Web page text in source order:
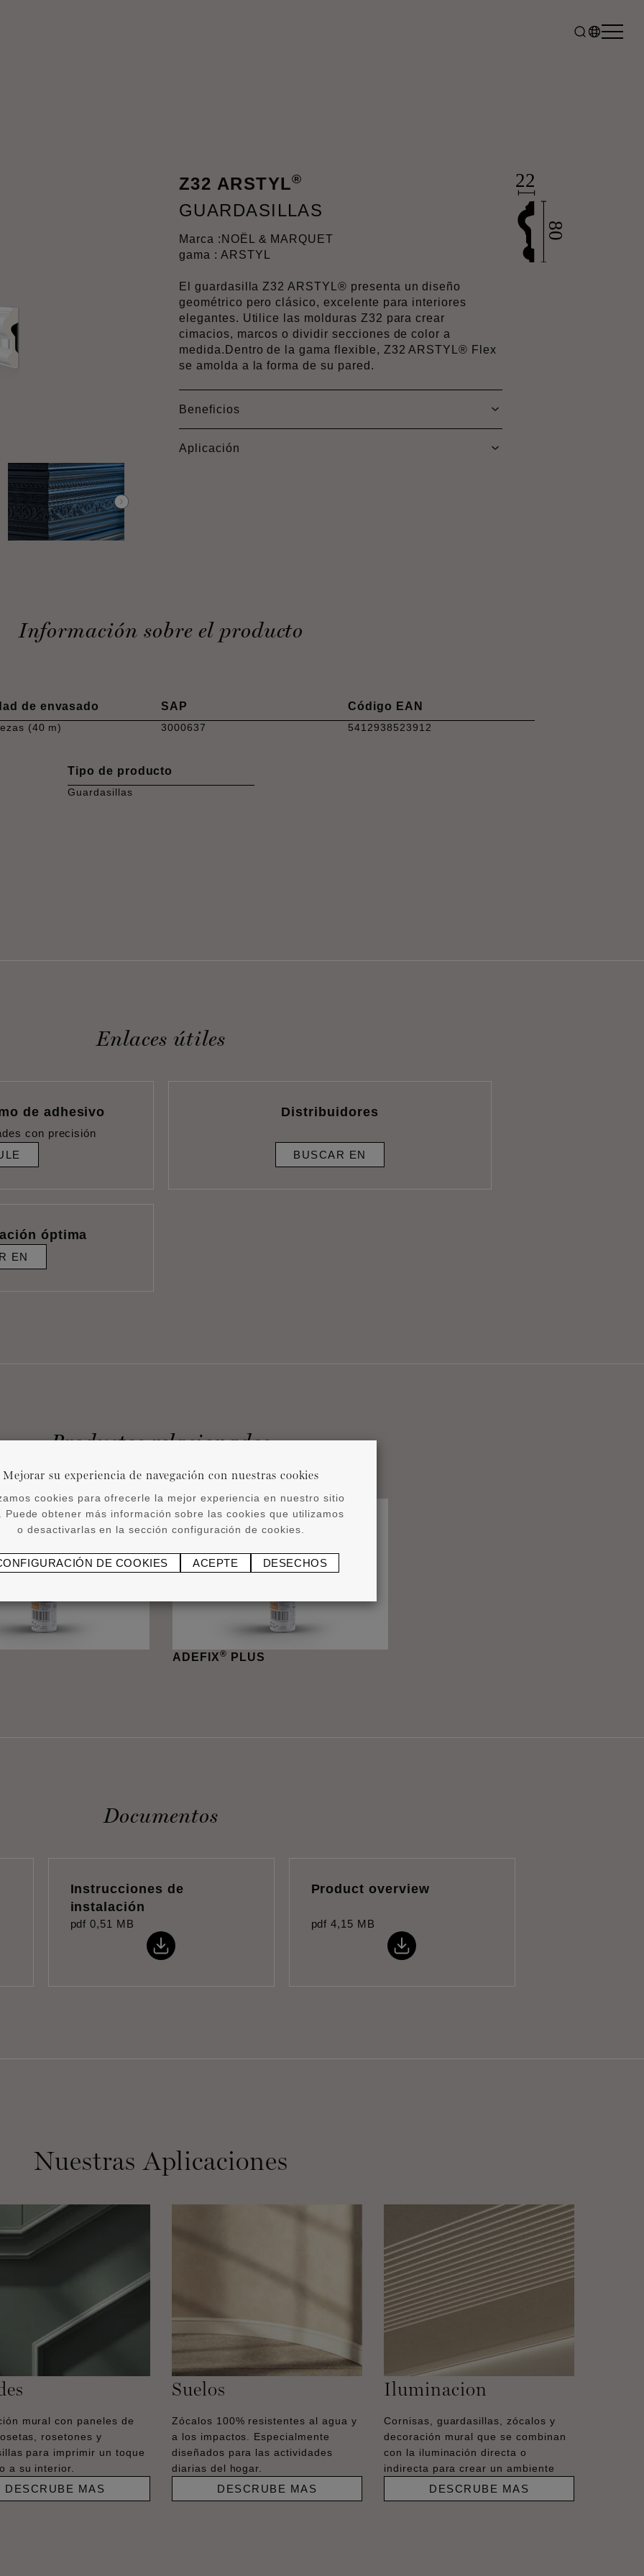
Z32 ARSTYL®
GUARDASILLAS
Marca : NOËL & MARQUET
gama : ARSTYL
El guardasilla Z32 ARSTYL® presenta un diseño
geométrico pero clásico, excelente para interiores
elegantes. Utilice las molduras Z32 para crear
cimacios, marcos o dividir secciones de color a
medida.Dentro de la gama flexible, Z32 ARSTYL® Flex
se amolda a la forma de su pared.
Beneficios
Aplicación
Información sobre el producto
de envasado
(40 m)
SAP
3000637
Código EAN
5412938523912
Tipo de producto
Guardasillas
Enlaces útiles
de adhesivo
con precisión
Distribuidores
BUSCAR EN
óptima
EN
Productos relacionados
ADEFIX® PLUS
Documentos
Instrucciones de
instalación
pdf 0,51 MB
Product overview
pdf 4,15 MB
Nuestras Aplicaciones
mural con paneles de
rosetones y
para imprimir un toque
a su interior.
DESCRUBE MAS
Suelos
Zócalos 100% resistentes al agua y
a los impactos. Especialmente
diseñados para las actividades
diarias del hogar.
DESCRUBE MAS
Iluminacion
Cornisas, guardasillas, zócalos y
decoración mural que se combinan
con la iluminación directa o
indirecta para crear un ambiente
DESCRUBE MAS
Mejorar su experiencia de navegación con nuestras cookies
cookies para ofrecerle la mejor experiencia en nuestro sitio
Puede obtener más información sobre las cookies que utilizamos
o desactivarlas en la sección configuración de cookies.
DE COOKIES ACEPTE DESECHOS